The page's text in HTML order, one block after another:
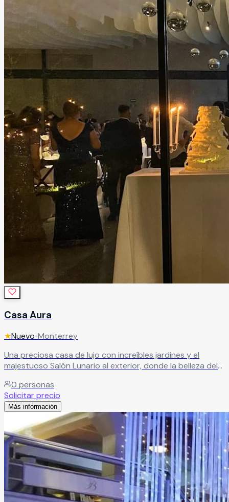
Casa Aura
★Nuevo•Monterrey
Una preciosa casa de lujo con increíbles jardines y el
majestuoso Salón Lunario al exterior, donde la belleza del
rincón de Casa Aura está pensado para sorprender, para
emocionar, para quedarse grabado en la memoria de
quienes lo viven.
0 personas
Solicitar precio
Más información